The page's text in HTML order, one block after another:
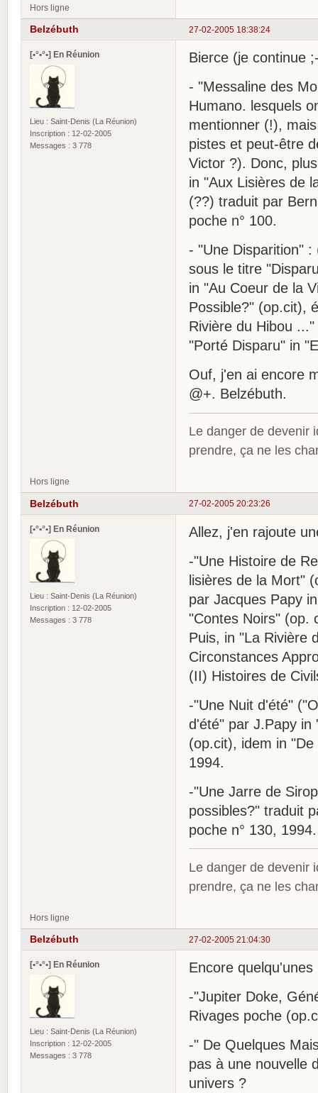
Hors ligne
27-02-2005 18:38:24
Belzébuth
[•°•°•] En Réunion
Lieu : Saint-Denis (La Réunion)
Inscription : 12-02-2005
Messages : 3 778
Bierce (je continue
- "Messaline des
Humano. lesquels
mentionner (!),
pistes et peut-être
Victor ?). Donc,
in "Aux Lisières de
(??) traduit par
poche n° 100.
- "Une Disparition"
sous le titre
in "Au Coeur de la
Possible?" (op.cit),
Rivière du Hibou
"Porté Disparu" in
Ouf, j'en ai encore
@+. Belzébuth.
Le danger de devenir
prendre, ça ne les
Hors ligne
27-02-2005 20:23:26
Belzébuth
[•°•°•] En Réunion
Lieu : Saint-Denis (La Réunion)
Inscription : 12-02-2005
Messages : 3 778
Allez, j'en rajoute
-"Une Histoire de
lisières de la Mort"
par Jacques Papy
"Contes Noirs" (op.
Puis, in "La Rivière
Circonstances
(II) Histoires de
-"Une Nuit d'été"
d'été" par J.Papy in
(op.cit), idem in
1994.
-"Une Jarre de
possibles?" traduit
poche n° 130, 1994.
Le danger de devenir
prendre, ça ne les
Hors ligne
27-02-2005 21:04:30
Belzébuth
[•°•°•] En Réunion
Lieu : Saint-Denis (La Réunion)
Inscription : 12-02-2005
Messages : 3 778
Encore
-"Jupiter Doke,
Rivages poche
-" De Quelques
pas à une nouvelle
univers ?